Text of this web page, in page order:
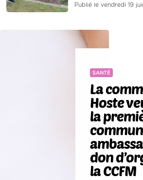
Publié le vendredi 19
SANTÉ
La
Hoste
la
don
la CCFM